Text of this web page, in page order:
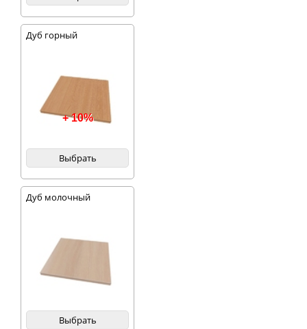
Дуб горный
+ 10%
Выбрать
Дуб молочный
Выбрать